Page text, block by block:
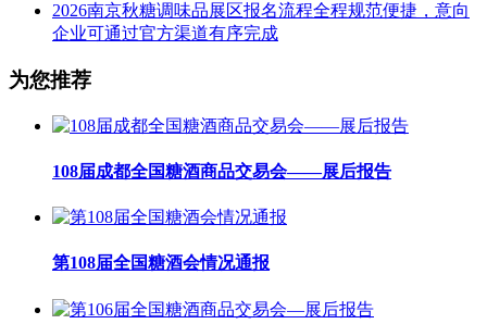
2026南京秋糖调味品展区报名流程全程规范便捷，意向
企业可通过官方渠道有序完成
为您推荐
108届成都全国糖酒商品交易会——展后报告
第108届全国糖酒会情况通报